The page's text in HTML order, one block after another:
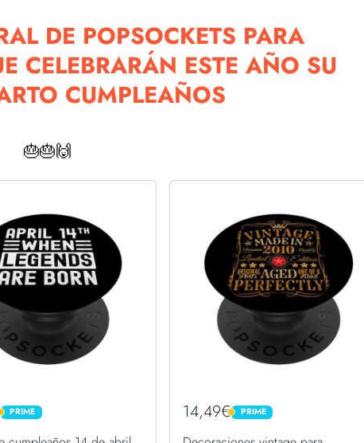
DE POPSOCKETS PARA
CELEBRARÁN ESTE AÑO SU
CUMPLEAÑOS
🎂🎂🙌
PRIME
PRIME 14,49€ PRIME
PRIME